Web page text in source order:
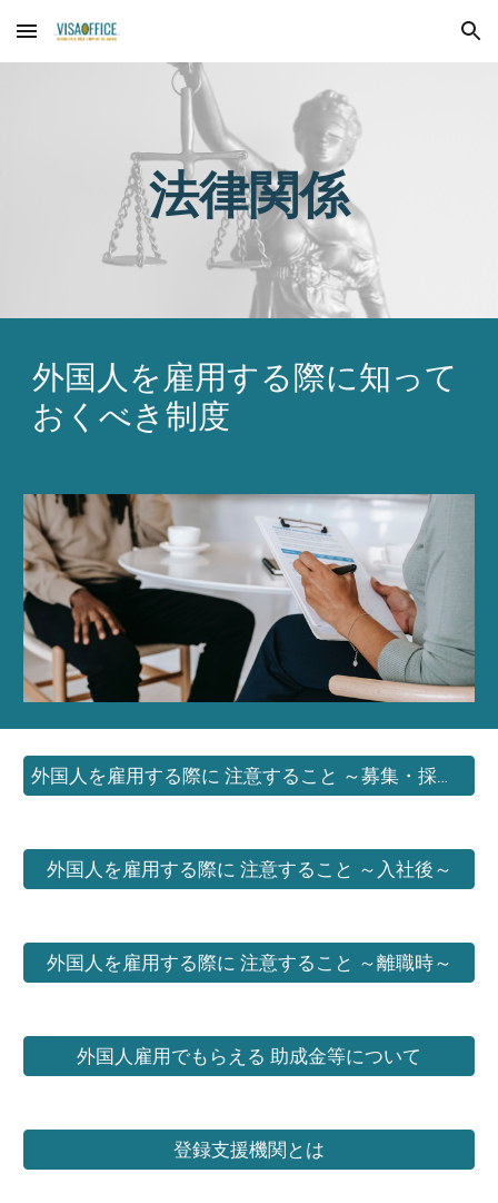
Skip to main content Skip to navigation
法律関係
外国人を雇用する際に知って
おくべき制度
外国人を雇用する際に 注意すること ～募集・採用時～
外国人を雇用する際に 注意すること ～入社後～
外国人を雇用する際に 注意すること ～離職時～
外国人雇用でもらえる 助成金等について
登録支援機関とは